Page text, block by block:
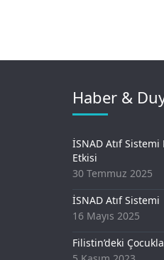
Haber &
İSNAD Atıf
Etkisi
30 Temmuz 2025
İSNAD Atıf Sistemi
16 Mayıs 2025
Filistin’deki